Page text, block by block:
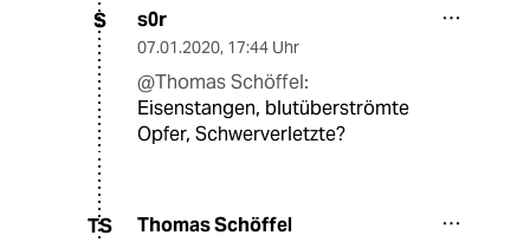
S s0r
07.01.2020, 17:44 Uhr
@Thomas Schöffel:
Eisenstangen, blutüberströmte
Opfer, Schwerverletzte?
TS Thomas Schöffel